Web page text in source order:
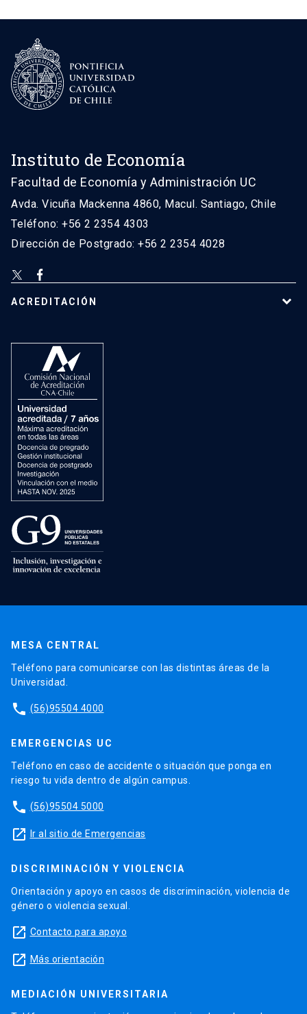
Instituto de Economía
Facultad de Economía y Administración UC
Avda. Vicuña Mackenna 4860, Macul. Santiago, Chile
Teléfono: +56 2 2354 4303
Dirección de Postgrado: +56 2 2354 4028
ACREDITACIÓN
MESA CENTRAL
Teléfono para comunicarse con las distintas áreas de la
Universidad.
phone (56)95504 4000
EMERGENCIAS UC
Teléfono en caso de accidente o situación que ponga en
riesgo tu vida dentro de algún campus.
phone (56)95504 5000
launch Ir al sitio de Emergencias
DISCRIMINACIÓN Y VIOLENCIA
Orientación y apoyo en casos de discriminación, violencia de
género o violencia sexual.
launch Contacto para apoyo
launch Más orientación
MEDIACIÓN UNIVERSITARIA